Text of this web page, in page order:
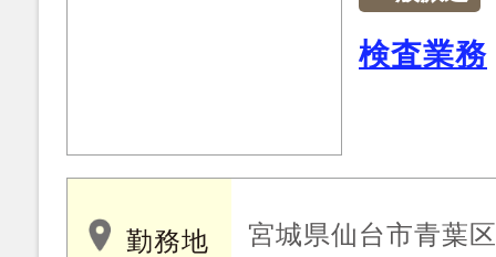
検査業務
勤務地 宮城県仙台市青葉